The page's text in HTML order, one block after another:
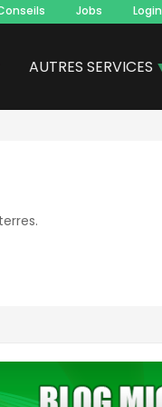
Jobs Login
AUTRES SERVICES